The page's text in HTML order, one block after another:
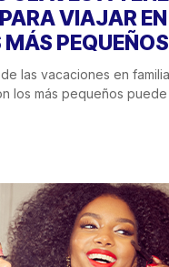
VIAJAR
MÁS PEQUEÑOS
las vacaciones en
los más pequeños